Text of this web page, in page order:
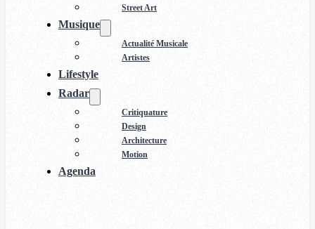
Street Art
Musique
Actualité Musicale
Artistes
Lifestyle
Radar
Critiquature
Design
Architecture
Motion
Agenda